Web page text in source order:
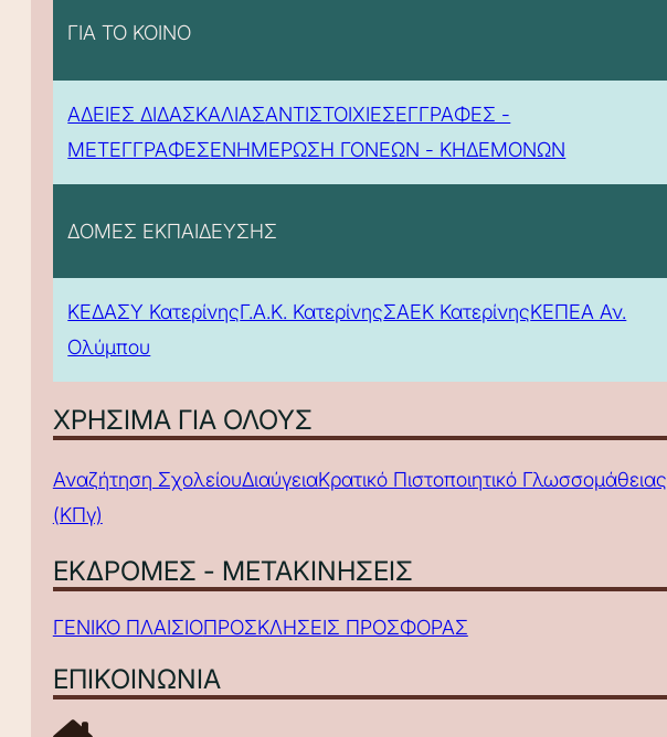
ΓΙΑ ΤΟ ΚΟΙΝΟ
ΑΔΕΙΕΣ ΔΙΔΑΣΚΑΛΙΑΣΑΝΤΙΣΤΟΙΧΙΕΣΕΓΓΡΑΦΕΣ -
ΜΕΤΕΓΓΡΑΦΕΣΕΝΗΜΕΡΩΣΗ ΓΟΝΕΩΝ - ΚΗΔΕΜΟΝΩΝ
ΔΟΜΕΣ ΕΚΠΑΙΔΕΥΣΗΣ
ΚΕΔΑΣΥ ΚατερίνηςΓ.Α.Κ. ΚατερίνηςΣΑΕΚ ΚατερίνηςΚΕΠΕΑ Αν.
Ολύμπου
ΧΡΗΣΙΜΑ ΓΙΑ ΟΛΟΥΣ
Αναζήτηση ΣχολείουΔιαύγειαΚρατικό Πιστοποιητικό Γλωσσομάθειας
(ΚΠγ)
ΕΚΔΡΟΜΕΣ - ΜΕΤΑΚΙΝΗΣΕΙΣ
ΓΕΝΙΚΟ ΠΛΑΙΣΙΟΠΡΟΣΚΛΗΣΕΙΣ ΠΡΟΣΦΟΡΑΣ
ΕΠΙΚΟΙΝΩΝΙΑ